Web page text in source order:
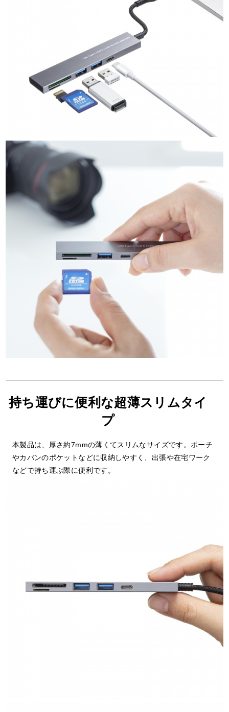
持ち運びに便利な超薄スリムタイ
プ
本製品は、厚さ約7mmの薄くてスリムなサイズです。ポーチ
やカバンのポケットなどに収納しやすく、出張や在宅ワーク
などで持ち運ぶ際に便利です。